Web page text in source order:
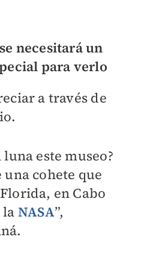
necesitará un
para verlo
a través de
luna este museo?
cohete que
en Cabo
la NASA”,